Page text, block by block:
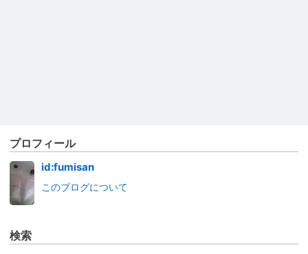
プロフィール
id:fumisan
このブログについて
検索